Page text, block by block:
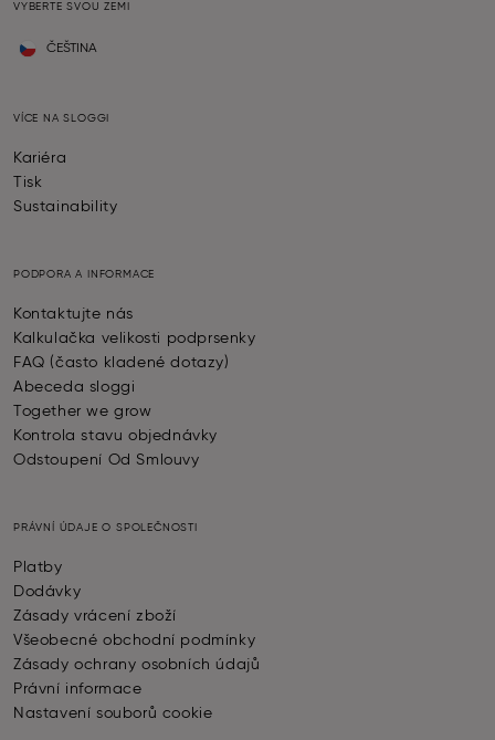
VYBERTE SVOU ZEMI
ČEŠTINA
VÍCE NA SLOGGI
Kariéra
Tisk
Sustainability
PODPORA A INFORMACE
Kontaktujte nás
Kalkulačka velikosti podprsenky
FAQ (často kladené dotazy)
Abeceda sloggi
Together we grow
Kontrola stavu objednávky
Odstoupení Od Smlouvy
PRÁVNÍ ÚDAJE O SPOLEČNOSTI
Platby
Dodávky
Zásady vrácení zboží
Všeobecné obchodní podmínky
Zásady ochrany osobních údajů
Právní informace
Nastavení souborů cookie